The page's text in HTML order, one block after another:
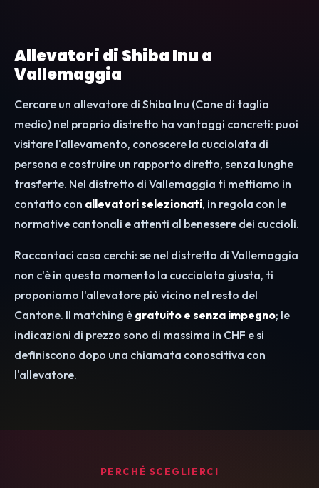
Allevatori di Shiba Inu a
Vallemaggia
Cercare un allevatore di Shiba Inu (Cane di taglia
medio) nel proprio distretto ha vantaggi concreti: puoi
visitare l'allevamento, conoscere la cucciolata di
persona e costruire un rapporto diretto, senza lunghe
trasferte. Nel distretto di Vallemaggia ti mettiamo in
contatto con allevatori selezionati, in regola con le
normative cantonali e attenti al benessere dei cuccioli.
Raccontaci cosa cerchi: se nel distretto di Vallemaggia
non c'è in questo momento la cucciolata giusta, ti
proponiamo l'allevatore più vicino nel resto del
Cantone. Il matching è gratuito e senza impegno; le
indicazioni di prezzo sono di massima in CHF e si
definiscono dopo una chiamata conoscitiva con
l'allevatore.
PERCHÉ SCEGLIERCI